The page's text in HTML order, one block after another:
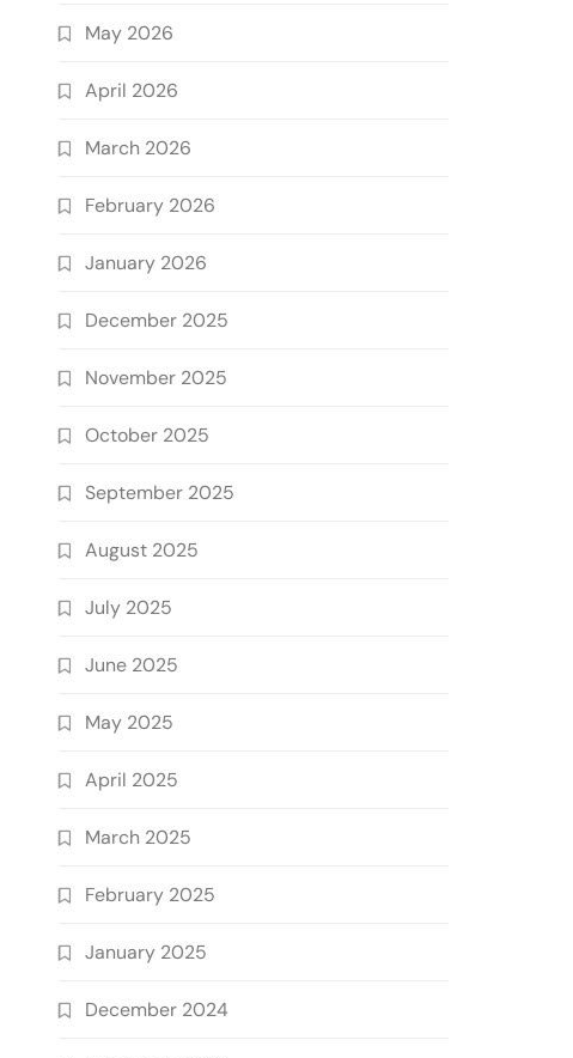
May 2026
April 2026
March 2026
February 2026
January 2026
December 2025
November 2025
October 2025
September 2025
August 2025
July 2025
June 2025
May 2025
April 2025
March 2025
February 2025
January 2025
December 2024